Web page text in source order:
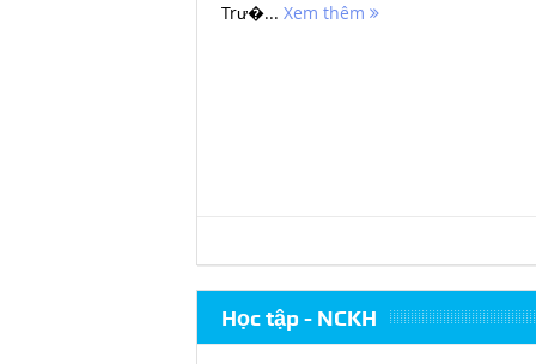
Trư�... Xem thêm
Học tập - NCKH